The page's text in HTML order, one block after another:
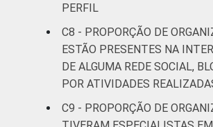
PERFIL
C8 - PROPORÇÃO DE
ESTÃO PRESENTES NA
DE ALGUMA REDE SOCIAL,
POR ATIVIDADES
C9 - PROPORÇÃO DE